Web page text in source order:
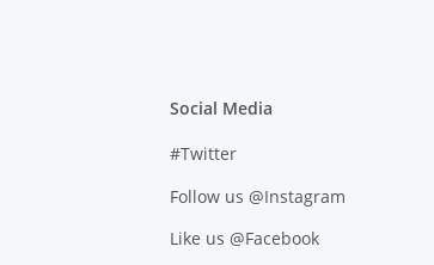
Social Media
#Twitter
Follow us @Instagram
Like us @Facebook